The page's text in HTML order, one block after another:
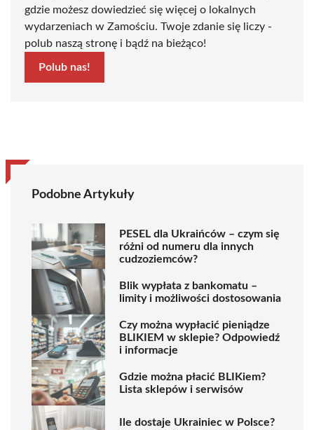
gdzie możesz dowiedzieć się więcej o lokalnych
wydarzeniach w Zamościu. Twoje zdanie się liczy -
polub naszą stronę i bądź na bieżąco!
Polub nas!
Podobne Artykuły
PESEL dla Ukraińców – czym się
różni od numeru dla innych
cudzoziemców?
Blik wypłata z bankomatu –
limity i możliwości dostosowania
Czy można wypłacić pieniądze
BLIKIEM w sklepie? Odpowiedź
i informacje
Gdzie można płacić BLIKiem?
Lista sklepów i serwisów
Ile dostaje Ukrainiec w Polsce?